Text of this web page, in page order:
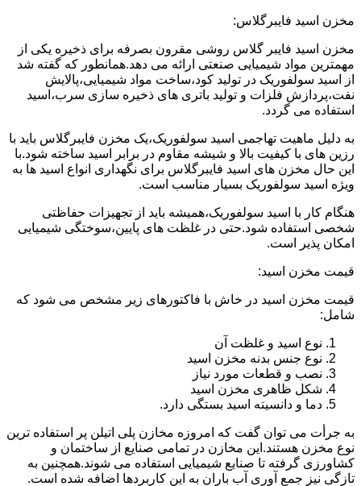
مخزن اسید فایبرگلاس:
مخزن اسید فایبر گلاس روشی مقرون بصرفه برای ذخیره یکی از
مهمترین مواد شیمیایی صنعتی ارائه می دهد.همانطور که گفته شد
از اسید سولفوریک در تولید کود،ساخت مواد شیمیایی،پالایش
نفت،پردازش فلزات و تولید باتری های ذخیره سازی سرب،اسید
استفاده می گردد.
به دلیل ماهیت تهاجمی اسید سولفوریک،یک مخزن فایبرگلاس باید با
رزین های با کیفیت بالا و شیشه مقاوم در برابر اسید ساخته شود.با
این حال مخزن های اسید فایبرگلاس برای نگهداری انواع اسید ها به
ویژه اسید سولفوریک بسیار مناسب است.
هنگام کار با اسید سولفوریک،همیشه باید از تجهیزات حفاظتی
شخصی استفاده شود.حتی در غلظت های پایین،سوختگی شیمیایی
امکان پذیر است.
قیمت مخزن اسید:
قیمت مخزن اسید در خاش با فاکتورهای زیر مشخص می شود که
شامل:
نوع اسید و غلظت آن
نوع جنس بدنه مخزن اسید
نصب و قطعات مورد نیاز
شکل ظاهری مخزن اسید
دما و دانسیته اسید بستگی دارد.
به جرأت می توان گفت که امروزه مخازن پلی اتیلن پر استفاده ترین
نوع مخزن هستند.این مخازن در تمامی صنایع از ساختمان و
کشاورزی گرفته تا صنایع شیمیایی استفاده می شوند.همچنین به
تازگی نیز جمع آوری آب باران به این کاربردها اضافه شده است.